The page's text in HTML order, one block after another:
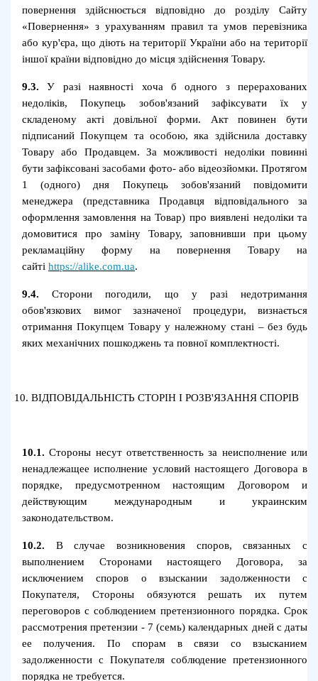
повернення здійснюється відповідно до розділу Сайту
«Повернення» з урахуванням правил та умов перевізника
або кур'єра, що діють на території України або на території
іншої країни відповідно до місця здійснення Товару.
9.3.У разі наявності хоча б одного з перерахованих
недоліків, Покупець зобов'язаний зафіксувати їх у
складеному акті довільної форми. Акт повинен бути
підписаний Покупцем та особою, яка здійснила доставку
Товару або Продавцем. За можливості недоліки повинні
бути зафіксовані засобами фото- або відеозйомки. Протягом
1 (одного) дня Покупець зобов'язаний повідомити
менеджера (представника Продавця відповідального за
оформлення замовлення на Товар) про виявлені недоліки та
домовитися про заміну Товару, заповнивши при цьому
рекламаційну форму на повернення Товару на
сайті https://alike.com.ua.
9.4.Сторони погодили, що у разі недотримання
обов'язкових вимог зазначеної процедури, визнається
отримання Покупцем Товару у належному стані – без будь
яких механічних пошкоджень та повної комплектності.
10. ВІДПОВІДАЛЬНІСТЬ СТОРІН І РОЗВ'ЯЗАННЯ СПОРІВ
10.1.Стороны несут ответственность за неисполнение или
ненадлежащее исполнение условий настоящего Договора в
порядке, предусмотренном настоящим Договором и
действующим международным и украинским
законодательством.
10.2. В случае возникновения споров, связанных с
выполнением Сторонами настоящего Договора, за
исключением споров о взыскании задолженности с
Покупателя, Стороны обязуются решать их путем
переговоров с соблюдением претензионного порядка. Срок
рассмотрения претензии - 7 (семь) календарных дней с даты
ее получения. По спорам в связи со взысканием
задолженности с Покупателя соблюдение претензионного
порядка не требуется.